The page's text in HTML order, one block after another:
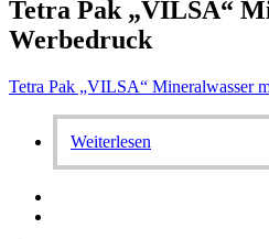
Tetra Pak „VILSA“
Werbedruck
Tetra Pak „VILSA“ Mineralwasser
Weiterlesen